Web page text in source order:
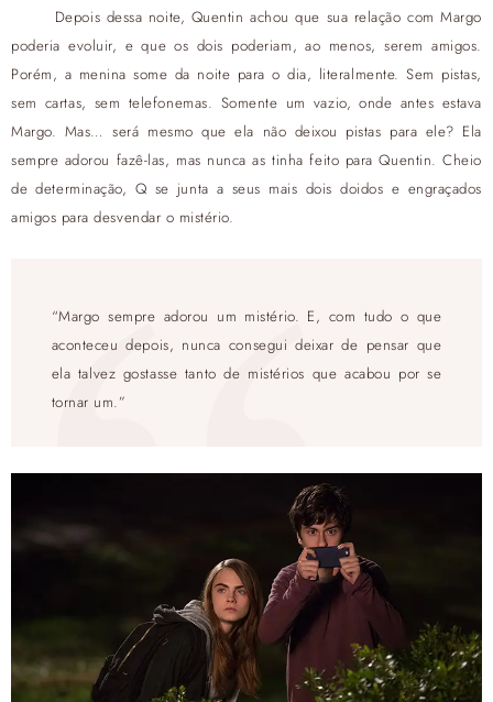
Depois dessa noite, Quentin achou que sua relação com Margo
poderia evoluir, e que os dois poderiam, ao menos, serem amigos.
Porém, a menina some da noite para o dia, literalmente. Sem pistas,
sem cartas, sem telefonemas. Somente um vazio, onde antes estava
Margo. Mas… será mesmo que ela não deixou pistas para ele? Ela
sempre adorou fazê-las, mas nunca as tinha feito para Quentin. Cheio
de determinação, Q se junta a seus mais dois doidos e engraçados
amigos para desvendar o mistério.
“Margo sempre adorou um mistério. E, com tudo o que
aconteceu depois, nunca consegui deixar de pensar que
ela talvez gostasse tanto de mistérios que acabou por se
tornar um.”